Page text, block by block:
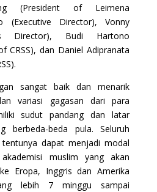
(President of Leimena
(Executive Director), Vonny
Director), Budi Hartono
CRSS), dan Daniel Adipranata
sangat baik dan menarik
variasi gagasan dari para
sudut pandang dan latar
berbeda-beda pula. Seluruh
dapat menjadi modal
muslim yang akan
Eropa, Inggris dan Amerika
lebih 7 minggu sampai